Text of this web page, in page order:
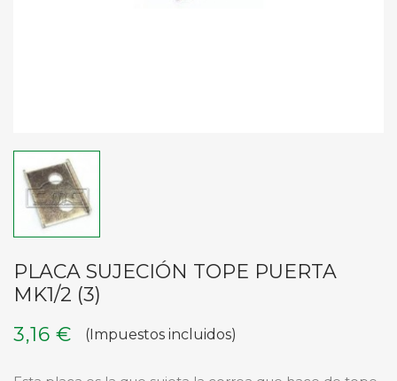
PLACA SUJECIÓN TOPE PUERTA
MK1/2 (3)
3,16 €
(Impuestos incluidos)